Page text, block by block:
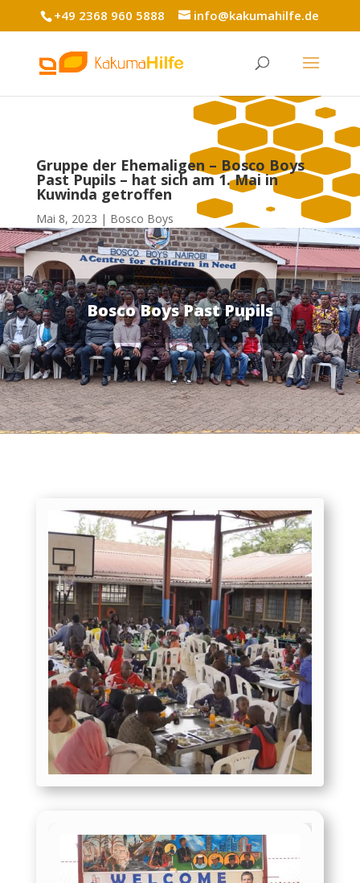
+49 2368 960 5888 info@kakumahilfe.de
Gruppe der Ehemaligen – Bosco Boys
Past Pupils – hat sich am 1. Mai in
Kuwinda getroffen
Mai 8, 2023 Bosco Boys
Bosco Boys Past Pupils